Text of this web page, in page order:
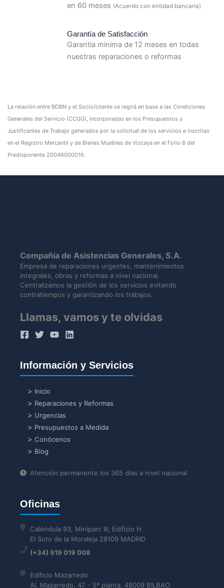
en 60 meses (Acuerdo con entidad bancaria)
Garantía de Satisfacción
Garantia minima de 12 meses en todas
nuestras reparaciones o reformas
La relación entre BDBN y el Socio/cliente se regirá en base a las Condiciones
Generales del Servicio (CCGG), incorporadas en los Presupuestos y
Justificantes de Trabajo generados por la solicitud de los servicios e inscritas
en el Registro Mercantil y de Bienes Muebles de Vizcaya en el Folio 8 del
Predisponente 20046000016.
Compañía de Asistencias Generales, S.A.
Empresa de reparaciones urgentes, mantenimientos
integrales, obras y reformas a nivel nacional.
Centralizamos la gestión de los servicios evitando
contratiempos y garantizando los trabajos.
Llamas, vamos y te olvidas
Información y Servicios
Inicio
Reparaciones y Reformas
Urgencias
Presupuestos a Medida
Conócenos
Blog
Atención permanente los 365 días a nivel nacional
Oficinas
Caléndula 93, Miniparc III, Edificio H
El Soto de la Moraleja 28109 MADRID
(+34) 919 019 008
Edificio Mazarredo
Al. Mazarredo, 47 - 5ª planta. 48009 BILBAO